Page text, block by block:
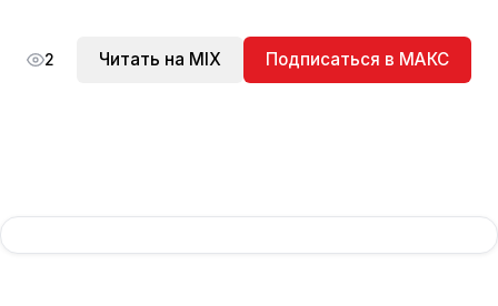
2 Читать на MIX Подписаться в МАКС